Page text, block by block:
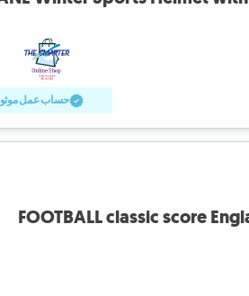
حساب عمل
FOOTBALL classic score